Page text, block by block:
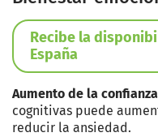
Recibe la
España
Aumento de la
cognitivas puede
reducir la ansiedad.